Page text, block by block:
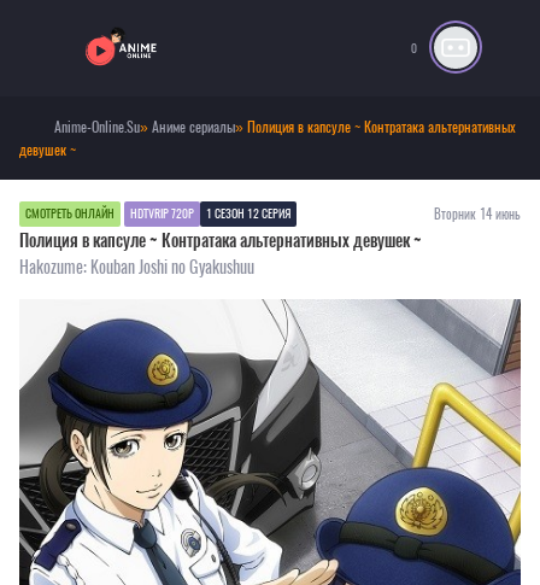
0
Anime-Online.Su»Аниме сериалы» Полиция в капсуле ~ Контратака альтернативных
девушек ~
СМОТРЕТЬ ОНЛАЙН HDTVRIP 720P 1 СЕЗОН 12 СЕРИЯ Вторник 14 июнь
Полиция в капсуле ~ Контратака альтернативных девушек ~
Hakozume: Kouban Joshi no Gyakushuu